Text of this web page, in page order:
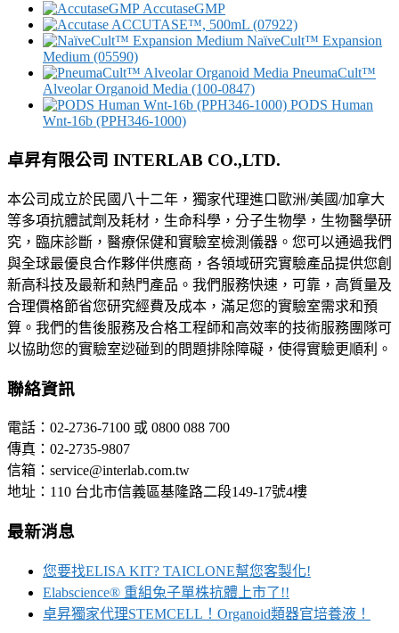
AccutaseGMP
ACCUTASE™, 500mL (07922)
NaïveCult™ Expansion
Medium (05590)
PneumaCult™
Alveolar Organoid Media (100-0847)
PODS Human
Wnt-16b (PPH346-1000)
卓昇有限公司 INTERLAB CO.,LTD.
本公司成立於民國八十二年，獨家代理進口歐洲/美國/加拿大
等多項抗體試劑及耗材，生命科學，分子生物學，生物醫學研
究，臨床診斷，醫療保健和實驗室檢測儀器。您可以通過我們
與全球最優良合作夥伴供應商，各領域研究實驗產品提供您創
新高科技及最新和熱門產品。我們服務快速，可靠，高質量及
合理價格節省您研究經費及成本，滿足您的實驗室需求和預
算。我們的售後服務及合格工程師和高效率的技術服務團隊可
以協助您的實驗室逤碰到的問題排除障礙，使得實驗更順利。
聯絡資訊
電話：02-2736-7100 或 0800 088 700
傳真：02-2735-9807
信箱：service@interlab.com.tw
地址：110 台北市信義區基隆路二段149-17號4樓
最新消息
您要找ELISA KIT? TAICLONE幫您客製化!
Elabscience® 重組兔子單株抗體上市了!!
卓昇獨家代理STEMCELL！Organoid類器官培養液！